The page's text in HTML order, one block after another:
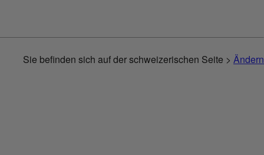
Sie befinden sich auf der schweizerischen Seite > Ändern